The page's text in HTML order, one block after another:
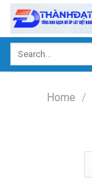
Skip
content
Home /